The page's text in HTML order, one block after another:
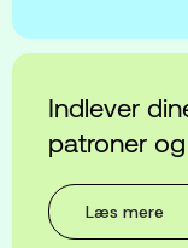
Indlever
patroner
Læs mere